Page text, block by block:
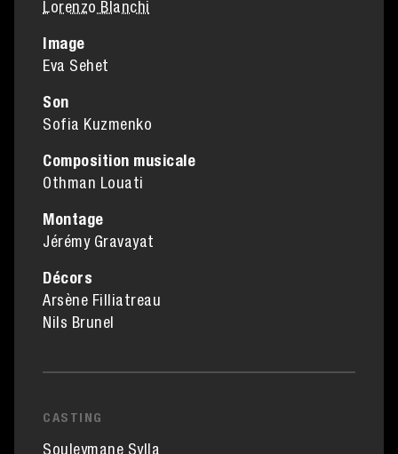
Lorenzo Blanchi
Image
Eva Sehet
Son
Sofia Kuzmenko
Composition musicale
Othman Louati
Montage
Jérémy Gravayat
Décors
Arsène Filliatreau
Nils Brunel
CASTING